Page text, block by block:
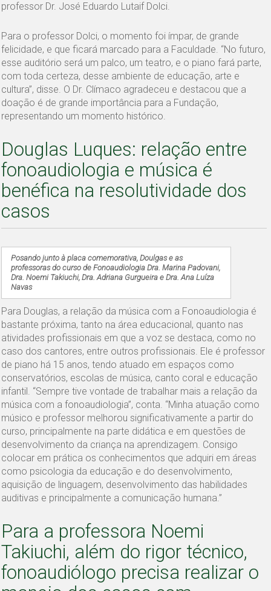
professor Dr. José Eduardo Lutaif Dolci.
Para o professor Dolci, o momento foi ímpar, de grande
felicidade, e que ficará marcado para a Faculdade. “No futuro,
esse auditório será um palco, um teatro, e o piano fará parte,
com toda certeza, desse ambiente de educação, arte e
cultura”, disse. O Dr. Clímaco agradeceu e destacou que a
doação é de grande importância para a Fundação,
representando um momento histórico.
Douglas Luques: relação entre
fonoaudiologia e música é
benéfica na resolutividade dos
casos
Posando junto à placa comemorativa, Doulgas e as
professoras do curso de Fonoaudiologia Dra. Marina Padovani,
Dra. Noemi Takiuchi, Dra. Adriana Gurgueira e Dra. Ana Luíza
Navas
Para Douglas, a relação da música com a Fonoaudiologia é
bastante próxima, tanto na área educacional, quanto nas
atividades profissionais em que a voz se destaca, como no
caso dos cantores, entre outros profissionais. Ele é professor
de piano há 15 anos, tendo atuado em espaços como
conservatórios, escolas de música, canto coral e educação
infantil. “Sempre tive vontade de trabalhar mais a relação da
música com a fonoaudiologia”, conta. “Minha atuação como
músico e professor melhorou significativamente a partir do
curso, principalmente na parte didática e em questões de
desenvolvimento da criança na aprendizagem. Consigo
colocar em prática os conhecimentos que adquiri em áreas
como psicologia da educação e do desenvolvimento,
aquisição de linguagem, desenvolvimento das habilidades
auditivas e principalmente a comunicação humana.”
Para a professora Noemi
Takiuchi, além do rigor técnico,
fonoaudiólogo precisa realizar o